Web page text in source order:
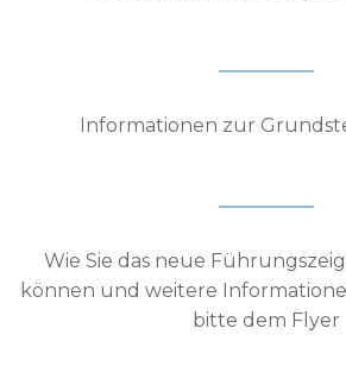
Informationen zur
Wie Sie das neue
können und weitere
bitte dem Flyer